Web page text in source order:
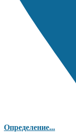
Определение...